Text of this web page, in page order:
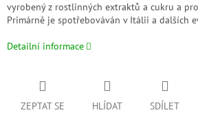
vyrobený z rostlinných extraktů a cukru a
Primárně je spotřebováván v Itálii a dalších
Detailní informace
ZEPTAT SE HLÍDAT SDÍLET